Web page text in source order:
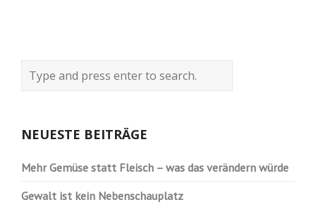
NEUESTE BEITRÄGE
Mehr Gemüse statt Fleisch – was das verändern würde
Gewalt ist kein Nebenschauplatz